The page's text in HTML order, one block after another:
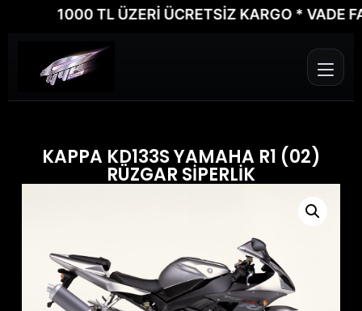
1000 TL ÜZERİ ÜCRETSİZ KARGO * VADE
KAPPA KD133S YAMAHA R1 (02)
RÜZGAR SİPERLİK